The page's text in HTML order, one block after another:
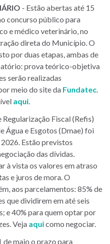
- Estão abertas até 15
concurso público para
e médico veterinário, no
direta do Município. O
por duas etapas, ambas de
prova teórico-objetiva
serão realizadas
meio do site da Fundatec
aqui
Regularização Fiscal (Refis)
Água e Esgotos (Dmae) foi
Estão previstos
das dívidas.
à vista os valores em atraso
e juros de mora. O
aos parcelamentos: 85% de
que dividirem em até seis
e 40% para quem optar por
Veja aquicomo negociar.
de maio o prazo para